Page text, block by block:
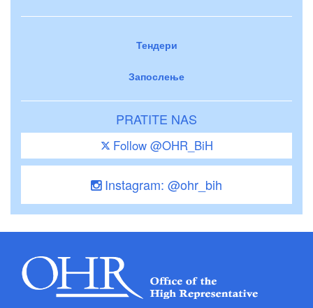
Тендери
Запослење
PRATITE NAS
Follow @OHR_BiH
Instagram: @ohr_bih